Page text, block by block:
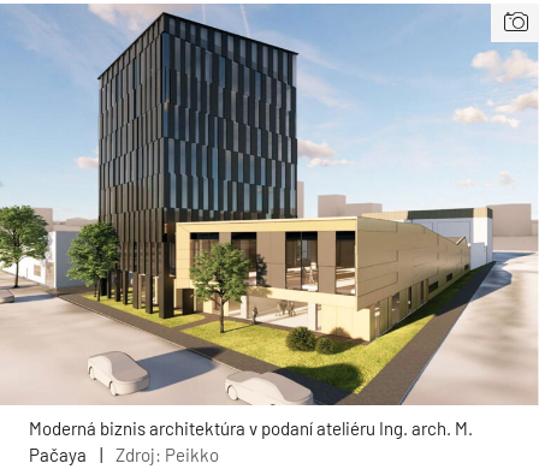
Moderná biznis architektúra v podaní ateliéru Ing. arch. M.
Pačaya
Zdroj: Peikko